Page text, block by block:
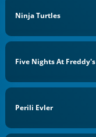
Ninja Turtles
Five Nights At Freddy's
Perili Evler